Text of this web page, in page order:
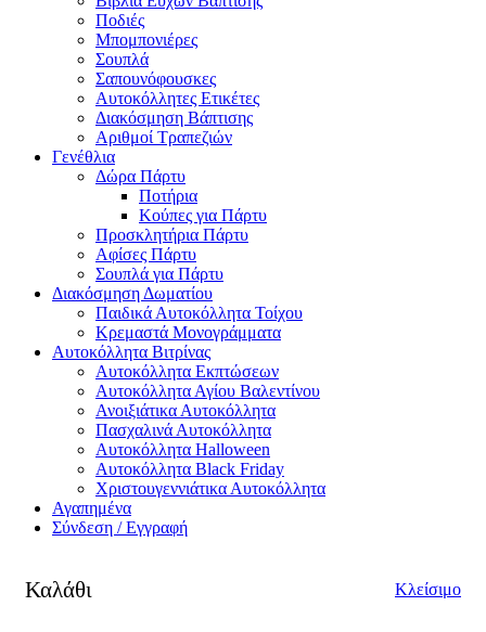
Ποδιές
Μπομπονιέρες
Σουπλά
Σαπουνόφουσκες
Αυτοκόλλητες Ετικέτες
Διακόσμηση Βάπτισης
Αριθμοί Τραπεζιών
Γενέθλια
Δώρα Πάρτυ
Ποτήρια
Κούπες για Πάρτυ
Προσκλητήρια Πάρτυ
Αφίσες Πάρτυ
Σουπλά για Πάρτυ
Διακόσμηση Δωματίου
Παιδικά Αυτοκόλλητα Τοίχου
Κρεμαστά Μονογράμματα
Αυτοκόλλητα Βιτρίνας
Αυτοκόλλητα Εκπτώσεων
Αυτοκόλλητα Αγίου Βαλεντίνου
Ανοιξιάτικα Αυτοκόλλητα
Πασχαλινά Αυτοκόλλητα
Αυτοκόλλητα Halloween
Αυτοκόλλητα Black Friday
Χριστουγεννιάτικα Αυτοκόλλητα
Αγαπημένα
Σύνδεση / Εγγραφή
Καλάθι Κλείσιμο